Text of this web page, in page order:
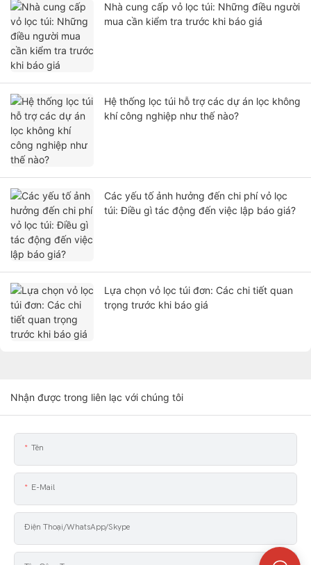
Nhà cung cấp vỏ lọc túi: Những điều người
mua cần kiểm tra trước khi báo giá
Hệ thống lọc túi hỗ trợ các dự án lọc không
khí công nghiệp như thế nào?
Các yếu tố ảnh hưởng đến chi phí vỏ lọc
túi: Điều gì tác động đến việc lập báo giá?
Lựa chọn vỏ lọc túi đơn: Các chi tiết quan
trọng trước khi báo giá
Nhận được trong liên lạc với chúng tôi
Tên
E-Mail
Điện Thoại/WhatsApp/Skype